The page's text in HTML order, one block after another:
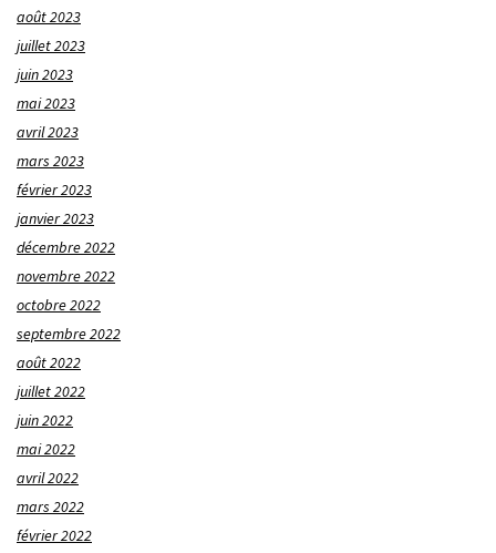
août 2023
juillet 2023
juin 2023
mai 2023
avril 2023
mars 2023
février 2023
janvier 2023
décembre 2022
novembre 2022
octobre 2022
septembre 2022
août 2022
juillet 2022
juin 2022
mai 2022
avril 2022
mars 2022
février 2022